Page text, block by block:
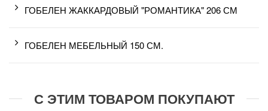
ГОБЕЛЕН ЖАККАРДОВЫЙ "РОМАНТИКА" 206 СМ
ГОБЕЛЕН МЕБЕЛЬНЫЙ 150 СМ.
С ЭТИМ ТОВАРОМ ПОКУПАЮТ